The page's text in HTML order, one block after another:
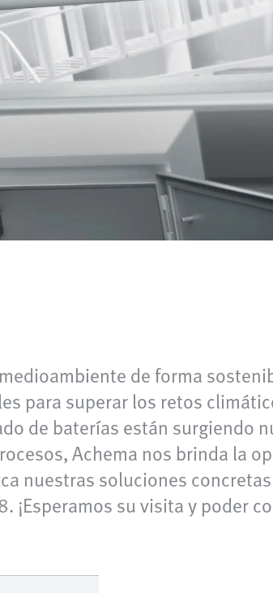
de forma
para superar los retos
de baterías están surgiendo
Achema nos brinda la
nuestras soluciones
su visita y poder